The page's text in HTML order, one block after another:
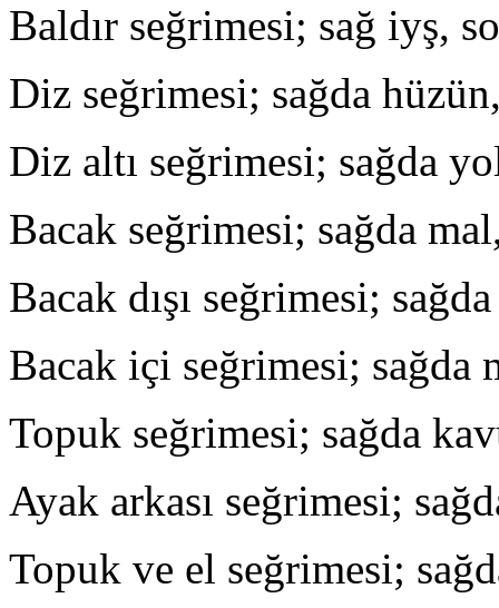
Baldır seğrimesi; sağ iyş,
Diz seğrimesi; sağda
Diz altı seğrimesi; sağda
Bacak seğrimesi; sağda
Bacak dışı seğrimesi;
Bacak içi seğrimesi; sağda
Topuk seğrimesi; sağda
Ayak arkası seğrimesi;
Topuk ve el seğrimesi;